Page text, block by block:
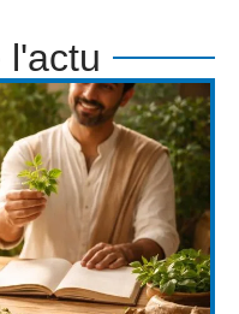
l'actu